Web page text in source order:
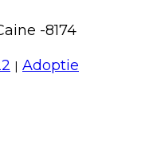
-8174
| Adoptie